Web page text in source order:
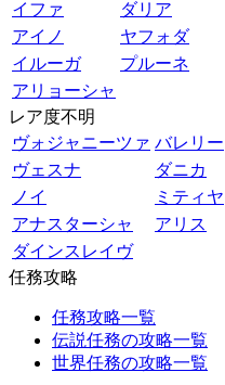
イファ
ダリア
アイノ
ヤフォダ
イルーガ
プルーネ
アリョーシャ
レア度不明
ヴォジャニーツァ バレリー
ヴェスナ
ダニカ
ノイ
ミティヤ
アナスターシャ
アリス
ダインスレイヴ
任務攻略
任務攻略一覧
伝説任務の攻略一覧
世界任務の攻略一覧